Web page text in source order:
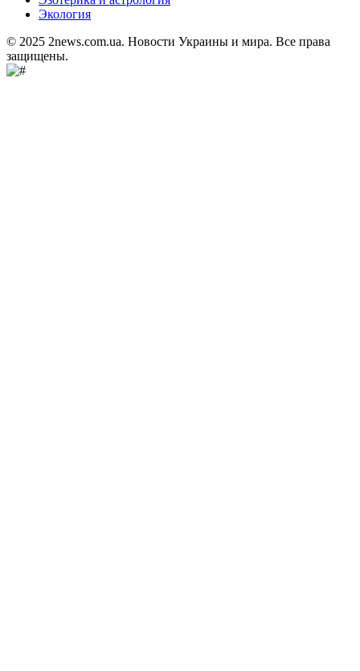
Экология
© 2025 2news.com.ua. Новости Украины и мира. Все права
защищены.